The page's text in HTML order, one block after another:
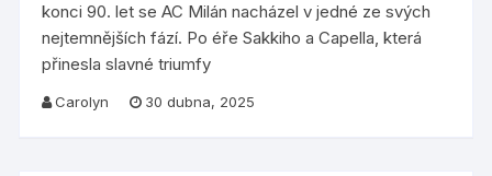
konci 90. let se AC Milán nacházel v jedné ze svých
nejtemnějších fází. Po éře Sakkiho a Capella, která
přinesla slavné triumfy
Carolyn 30 dubna, 2025